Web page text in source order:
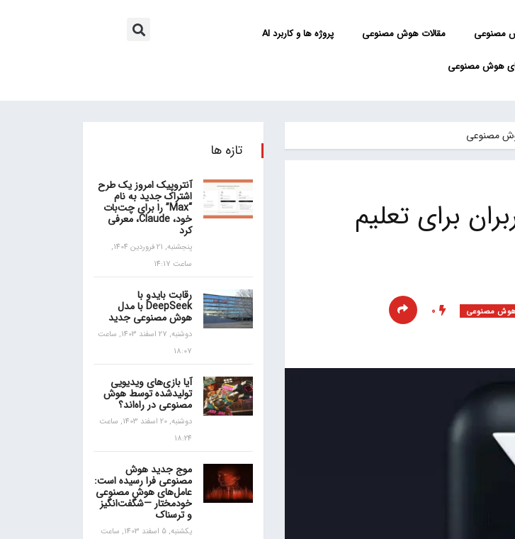
مصنوعی مقالات هوش مصنوعی پروژه ها و کاربرد AI
هوش مصنوعی
مصنوعی
برای تعلیم
مصنوعی
0
تازه ها
آنتروپیک امروز یک طرح
اشتراک جدید به نام
“Max” را برای چت‌بات
خود، Claude، معرفی
کرد
پنجشنبه, 21 فروردین 1404,
ساعت 14:17
رقابت بایدو با
DeepSeek با مدل
هوش مصنوعی جدید
دوشنبه, 27 اسفند 1403, ساعت
18:07
آیا بازی‌های ویدیویی
تولیدشده توسط هوش
مصنوعی در راه‌اند؟
دوشنبه, 20 اسفند 1403, ساعت
18:24
موج جدید هوش
مصنوعی فرا رسیده است:
عامل‌های هوش مصنوعی
خودمختار —شگفت‌انگیز
و ترسناک
یکشنبه, 5 اسفند 1403, ساعت